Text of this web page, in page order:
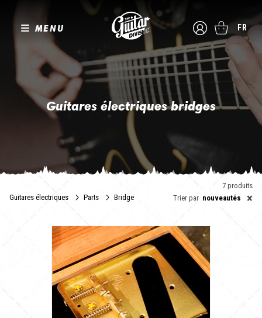
MENU FR
Guitares électriques bridges
Le Bridge, aussi appelé chevalet, est une pièce essentielle de la
guitare électrique moderne. Il peut être en une ou deux parties,
pour des montages avec les cordes traversantes ou montées en
"wraparound".
pour vous des fabricants dont la production poussera votre
guitare à un niveau supérieur.
Guitares électriques Parts Bridge
7 produits
Trier par
×
nouveautés